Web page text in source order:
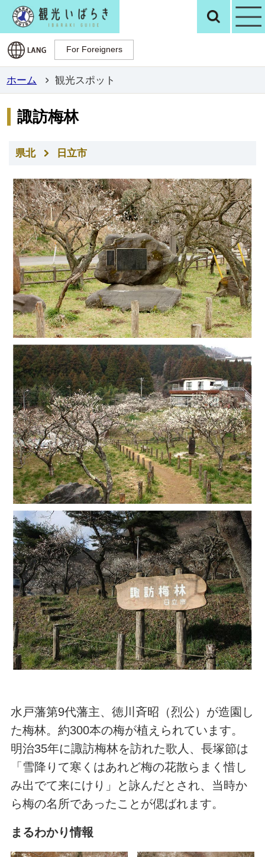
観光いばらき検
For Foreigners
For Foreigners
ホーム 観光スポット
諏訪梅林
県北 日立市
水戸藩第9代藩主、徳川斉昭（烈公）が造園し
た梅林。約300本の梅が植えられています。
明治35年に諏訪梅林を訪れた歌人、長塚節は
「雪降りて寒くはあれど梅の花散らまく惜し
み出でて来にけり」と詠んだとされ、当時か
ら梅の名所であったことが偲ばれます。
まるわかり情報